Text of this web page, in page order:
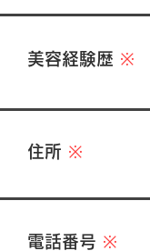
​美容経験歴 ※
住所 ※
電話番号 ※